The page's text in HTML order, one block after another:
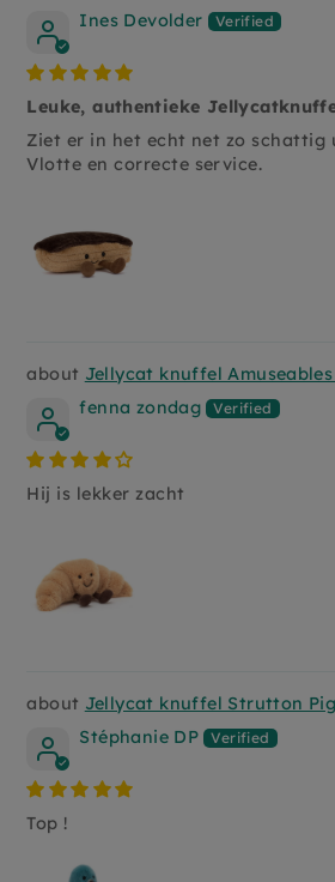
Ines Devolder
Leuke, authentieke
Ziet er in het echt net zo schattig
Vlotte en correcte service.
Jellycat knuffel
fenna zondag
Hij is lekker zacht
Jellycat knuffel Strutton
Stéphanie DP
Top !